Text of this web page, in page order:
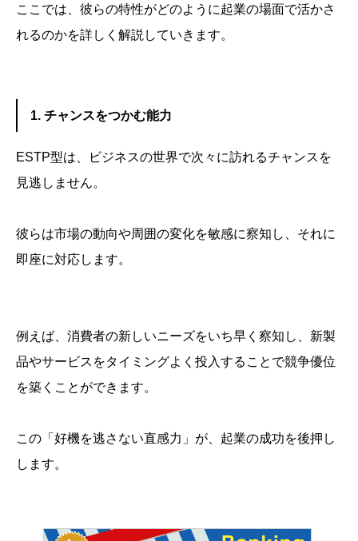
ここでは、彼らの特性がどのように起業の場面で活かさ
れるのかを詳しく解説していきます。
1. チャンスをつかむ能力
ESTP型は、ビジネスの世界で次々に訪れるチャンスを
見逃しません。
彼らは市場の動向や周囲の変化を敏感に察知し、それに
即座に対応します。
例えば、消費者の新しいニーズをいち早く察知し、新製
品やサービスをタイミングよく投入することで競争優位
を築くことができます。
この「好機を逃さない直感力」が、起業の成功を後押し
します。